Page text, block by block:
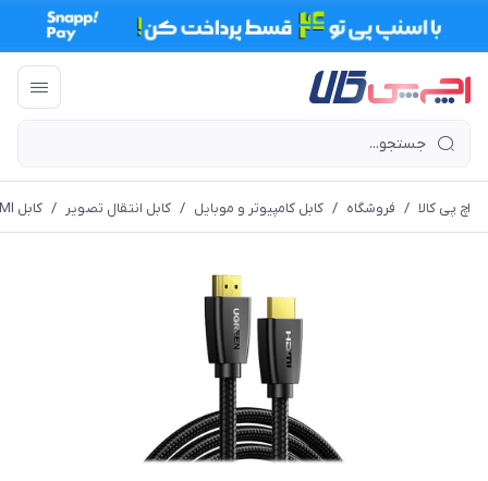
اچ پی کالا / فروشگاه / کابل کامپیوتر و موبایل / کابل انتقال تصویر / کابل HDMI